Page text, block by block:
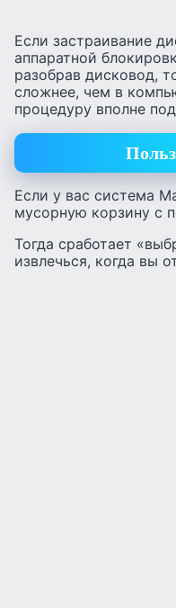
Если застраивание
аппаратной
разобрав дисковод,
сложнее, чем в
процедуру вполне
Если у вас система
мусорную корзину
Тогда сработает
извлечься, когда вы